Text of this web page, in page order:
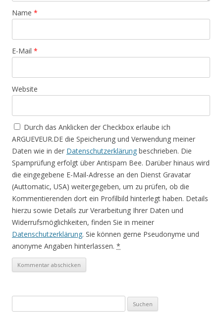
Name *
E-Mail *
Website
Durch das Anklicken der Checkbox erlaube ich
ARGUEVEUR.DE die Speicherung und Verwendung meiner
Daten wie in der Datenschutzerklärung beschrieben. Die
Spamprüfung erfolgt über Antispam Bee. Darüber hinaus wird
die eingegebene E-Mail-Adresse an den Dienst Gravatar
(Auttomatic, USA) weitergegeben, um zu prüfen, ob die
Kommentierenden dort ein Profilbild hinterlegt haben. Details
hierzu sowie Details zur Verarbeitung Ihrer Daten und
Widerrufsmöglichkeiten, finden Sie in meiner
Datenschutzerklärung. Sie können gerne Pseudonyme und
anonyme Angaben hinterlassen. *
u